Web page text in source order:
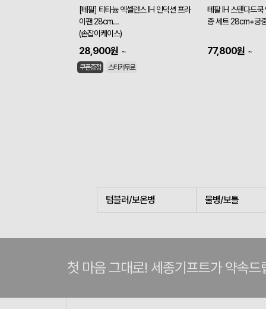
[테팔] 티타늄 엑셀런스 IH 인덕션 프라
이팬 28cm
(손잡이케이스)
28,900원 ~
쿠폰증정 스티커무료
테팔 IH 스탠다드쿡
종 세트 28cm+궁
77,800원 ~
텀블러/보온병 물병/보틀
첫 마음 그대로! 세종기프트가 약속드